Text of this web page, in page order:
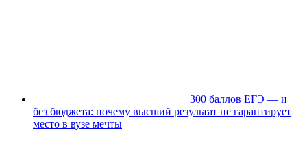
300 баллов ЕГЭ — и
без бюджета: почему высший результат не гарантирует
место в вузе мечты